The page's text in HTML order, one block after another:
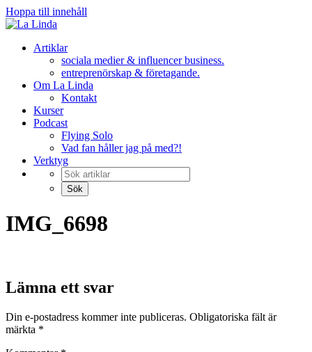
Hoppa till innehåll
Artiklar
sociala medier & influencer business.
entreprenörskap & företagande.
Om La Linda
Kontakt
Kurser
Podcast
Flying Solo
Vad fan håller jag på med?!
Verktyg
IMG_6698
Lämna ett svar
Din e-postadress kommer inte publiceras. Obligatoriska fält är
märkta *